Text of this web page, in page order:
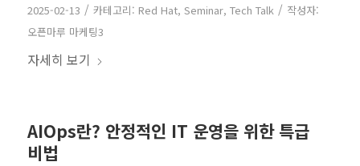
2025-02-13 / 카테고리: Red Hat, Seminar, Tech Talk / 작성자:
오픈마루 마케팅3
자세히 보기
AIOps란? 안정적인 IT 운영을 위한 특급
비법